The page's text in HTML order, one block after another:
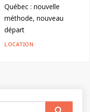
Québec : nouvelle
méthode, nouveau
départ
LOCATION